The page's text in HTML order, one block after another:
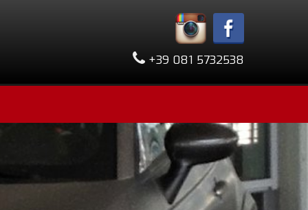
+39 081 5732538